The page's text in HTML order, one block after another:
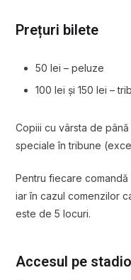
Prețuri bilete
50 lei – peluze
100 lei și 150 lei –
Copiii cu vârsta de
speciale în tribune
Pentru fiecare comandă
iar în cazul comenzilor
este de 5 locuri.
Accesul pe